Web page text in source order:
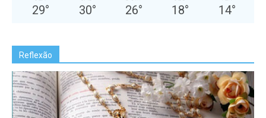
29° 30° 26° 18° 14°
Reflexão